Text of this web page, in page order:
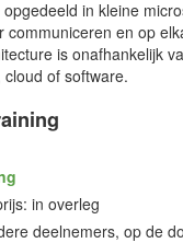
in kleine
communiceren en op
is onafhankelijk
of software.
in overleg
deelnemers, op de